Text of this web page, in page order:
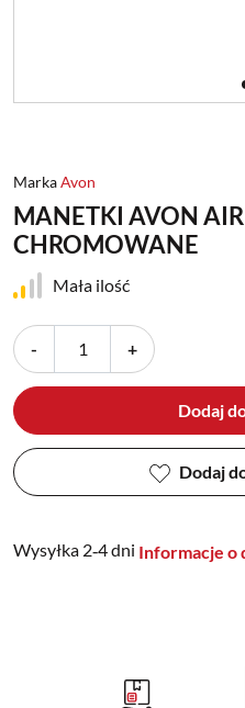
MarkaAvon
MANETKI AVON
CHROMOWANE
Mała ilość
- +
Dodaj
Dodaj
Wysyłka 2‑4 dni Informacje o